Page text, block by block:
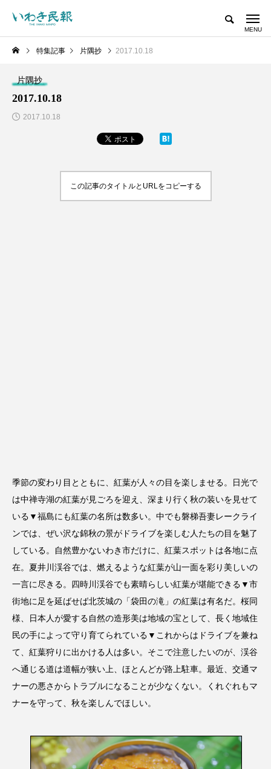
特集記事 片隅抄 2017.10.18
片隅抄
2017.10.18
2017.10.18
この記事のタイトルとURLをコピーする
季節の変わり目とともに、紅葉が人々の目を楽しませる。日光で
は中禅寺湖の紅葉が見ごろを迎え、深まり行く秋の装いを見せて
いる▼福島にも紅葉の名所は数多い。中でも磐梯吾妻レークライ
ンでは、ぜい沢な錦秋の景がドライブを楽しむ人たちの目を魅了
している。自然豊かないわき市だけに、紅葉スポットは各地に点
在。夏井川渓谷では、燃えるような紅葉が山一面を彩り美しいの
一言に尽きる。四時川渓谷でも素晴らしい紅葉が堪能できる▼市
街地に足を延ばせば北茨城の「袋田の滝」の紅葉は有名だ。桜同
様、日本人が愛する自然の造形美は地域の宝として、長く地域住
民の手によって守り育てられている▼これからはドライブを兼ね
て、紅葉狩りに出かける人は多い。そこで注意したいのが、渓谷
へ通じる道は道幅が狭い上、ほとんどが路上駐車。最近、交通マ
ナーの悪さからトラブルになることが少なくない。くれぐれもマ
ナーを守って、秋を楽しんでほしい。